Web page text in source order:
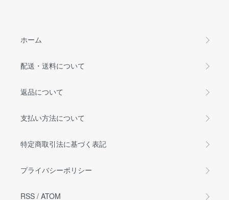
ホーム
配送・送料について
返品について
支払い方法について
特定商取引法に基づく表記
プライバシーポリシー
RSS / ATOM